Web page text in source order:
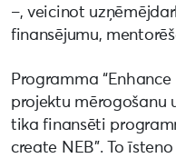
–, veicinot
finansējumu,
Programma
projektu mērogošanu
tika finansēti
create NEB”. To